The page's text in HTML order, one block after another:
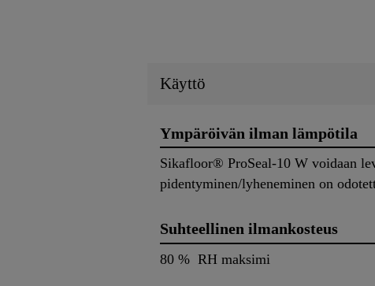
Käyttö
Ympäröivän ilman lämpötila
Sikafloor® ProSeal-10 W voidaan
pidentyminen/lyheneminen on
Suhteellinen ilmankosteus
80 % RH maksimi